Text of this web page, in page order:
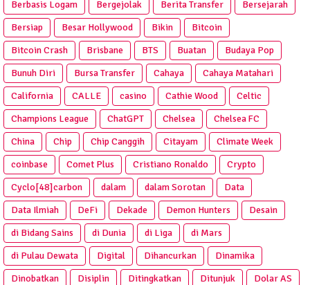
Berbasis Logam
Bergejolak Berita Transfer
Bersejarah
Bersiap
Besar Hollywood Bikin
Bitcoin
Bitcoin Crash
Brisbane BTS Buatan
Budaya Pop
Bunuh Diri
Bursa Transfer Cahaya
Cahaya Matahari
California
CALLE casino Cathie Wood
Celtic
Champions League
ChatGPT Chelsea
Chelsea FC
China
Chip Chip Canggih Citayam
Climate Week
coinbase
Comet Plus Cristiano Ronaldo
Crypto
Cyclo[48]carbon
dalam dalam Sorotan
Data
Data Ilmiah
DeFi Dekade Demon Hunters
Desain
di Bidang Sains
di Dunia di Liga
di Mars
di Pulau Dewata
Digital Dihancurkan
Dinamika
Dinobatkan
Disiplin Ditingkatkan Ditunjuk
Dolar AS